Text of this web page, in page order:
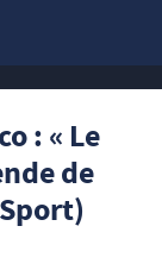
: « Le
de